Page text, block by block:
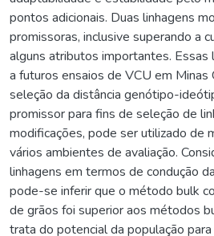
pontos adicionais. Duas linhagens
promissoras, inclusive superando a
alguns atributos importantes. Essas
a futuros ensaios de VCU em Minas
seleção da distância genótipo-
promissor para fins de seleção de
modificações, pode ser utilizado de
vários ambientes de avaliação.
linhagens em termos de condução
pode-se inferir que o método bulk
de grãos foi superior aos métodos
trata do potencial da população